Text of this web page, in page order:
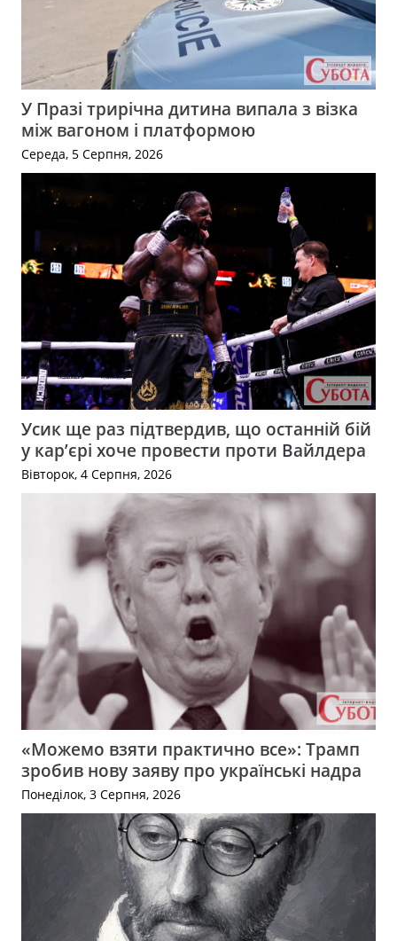
У Празі трирічна дитина випала з візка
між вагоном і платформою
Середа, 5 Серпня, 2026
Усик ще раз підтвердив, що останній бій
у кар’єрі хоче провести проти Вайлдера
Вівторок, 4 Серпня, 2026
«Можемо взяти практично все»: Трамп
зробив нову заяву про українські надра
Понеділок, 3 Серпня, 2026